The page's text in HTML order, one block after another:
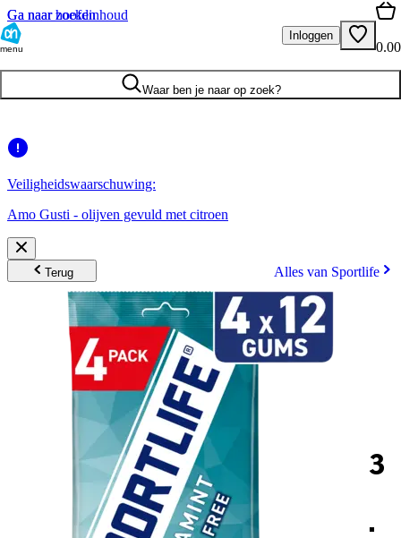
Ga naar hoofdinhoud
Ga naar zoeken
menu
Inloggen
0.00
Waar ben je naar op zoek?
Veiligheidswaarschuwing:
Amo Gusti - olijven gevuld met citroen
Terug Alles van Sportlife
3
.